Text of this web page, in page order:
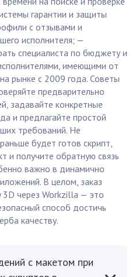
гарантии и защиты
с отзывами и
исполнителя; —
специалиста по бюджету и
имеющими от
рынке с 2009 года. Советы
предварительно
задавайте конкретные
и предлагайте простой
требований. Не
будет готов скрипт,
и получите обратную связь
важно в динамично
В целом, заказ
3D через Workzilla — это
способ достичь
качеству.
с макетом при